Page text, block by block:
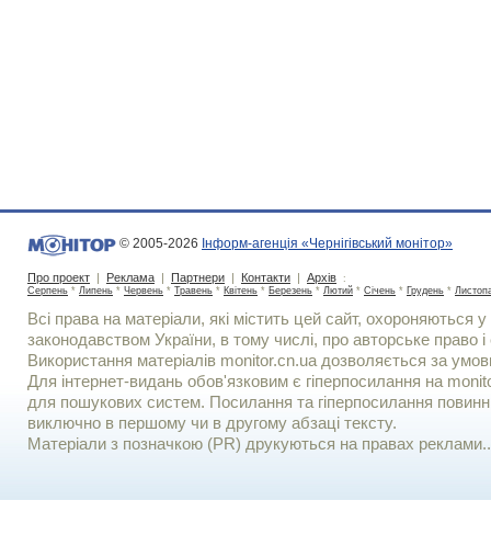
© 2005-2026 Інформ-агенція «Чернігівський монітор»
Про проект | Реклама | Партнери | Контакти | Архів :
Серпень * Липень * Червень * Травень * Квітень * Березень * Лютий * Січень * Грудень *
Всі права на матеріали, які містить цей сайт, охороняються у
законодавством України, в тому числі, про авторське право і
Використання матерiалiв monitor.cn.ua дозволяється за
Для iнтернет-видань обов'язковим є гiперпосилання на
для пошукових систем. Посилання та гіперпосилання
виключно в першому чи в другому абзаці тексту.
Матеріали з позначкою (PR) друкуються на правах реклами..